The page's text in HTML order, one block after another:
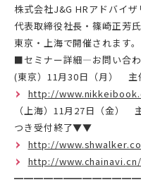
株式会社J&G HRアドバイ
代表取締役社長・篠崎正芳
東京・上海で開催されます。
■セミナー詳細—お問い合
(東京）11月30日（月） 主
http://
（上海）11月27日（金）
つき受付終了▼▼
http://
http://